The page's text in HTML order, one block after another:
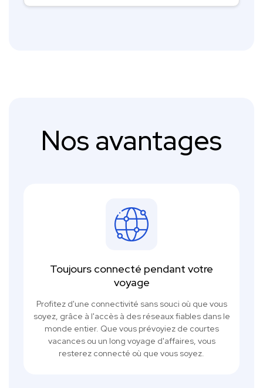
Nos avantages
Toujours connecté pendant votre
voyage
Profitez d'une connectivité sans souci où que vous
soyez, grâce à l'accès à des réseaux fiables dans le
monde entier. Que vous prévoyiez de courtes
vacances ou un long voyage d'affaires, vous
resterez connecté où que vous soyez.